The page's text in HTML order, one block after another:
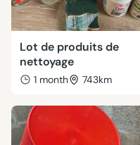
Lot de produits de
nettoyage
1 month 743km